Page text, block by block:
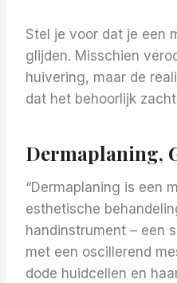
Stel je voor dat je een
glijden. Misschien
huivering, maar de
dat het behoorlijk
Dermaplaning,
“Dermaplaning is een
esthetische
handinstrument – een
met een oscillerend
dode huidcellen en